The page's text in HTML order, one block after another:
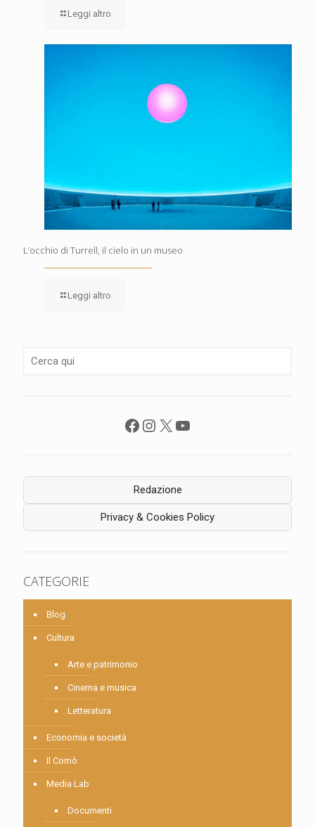
Leggi altro
L’occhio di Turrell, il cielo in un museo
Leggi altro
Facebook
Instagram
X YouTube
Redazione
Privacy & Cookies Policy
CATEGORIE
Blog
Cultura
Arte e patrimonio
Cinema e musica
Letteratura
Economia e società
Il Comò
Media Lab
Documenti